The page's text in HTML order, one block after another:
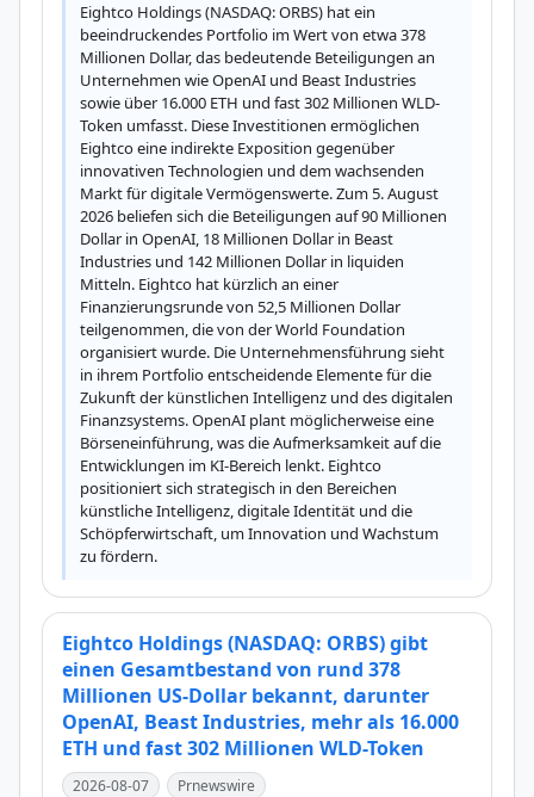
Eightco Holdings (NASDAQ: ORBS) hat ein
beeindruckendes Portfolio im Wert von etwa 378
Millionen Dollar, das bedeutende Beteiligungen an
Unternehmen wie OpenAI und Beast Industries
sowie über 16.000 ETH und fast 302 Millionen WLD-
Token umfasst. Diese Investitionen ermöglichen
Eightco eine indirekte Exposition gegenüber
innovativen Technologien und dem wachsenden
Markt für digitale Vermögenswerte. Zum 5. August
2026 beliefen sich die Beteiligungen auf 90 Millionen
Dollar in OpenAI, 18 Millionen Dollar in Beast
Industries und 142 Millionen Dollar in liquiden
Mitteln. Eightco hat kürzlich an einer
Finanzierungsrunde von 52,5 Millionen Dollar
teilgenommen, die von der World Foundation
organisiert wurde. Die Unternehmensführung sieht
in ihrem Portfolio entscheidende Elemente für die
Zukunft der künstlichen Intelligenz und des digitalen
Finanzsystems. OpenAI plant möglicherweise eine
Börseneinführung, was die Aufmerksamkeit auf die
Entwicklungen im KI-Bereich lenkt. Eightco
positioniert sich strategisch in den Bereichen
künstliche Intelligenz, digitale Identität und die
Schöpferwirtschaft, um Innovation und Wachstum
zu fördern.
Eightco Holdings (NASDAQ: ORBS) gibt
einen Gesamtbestand von rund 378
Millionen US-Dollar bekannt, darunter
OpenAI, Beast Industries, mehr als 16.000
ETH und fast 302 Millionen WLD-Token
2026-08-07 Prnewswire